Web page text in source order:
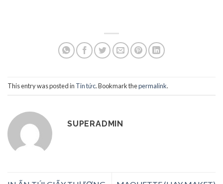
This entry was posted in Tin tức. Bookmark thepermalink.
SUPERADMIN